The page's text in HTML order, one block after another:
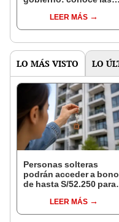
partido a días de la
segunda vuelta
LEER MÁS
LO MÁS VISTO LO
Personas solteras
podrán acceder a bono
de hasta S/52.250 para
nuevo reglamento
LEER MÁS